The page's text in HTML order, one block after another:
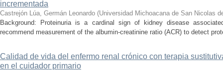
incrementada
Castrejón Lúa, Germán Leonardo (Universidad Michoacana de San Nicolas
Background: Proteinuria is a cardinal sign of kidney disease
recommend measurement of the albumin-creatinine ratio (ACR) to detect
Calidad de vida del enfermo renal crónico con terapia
en el cuidador primario